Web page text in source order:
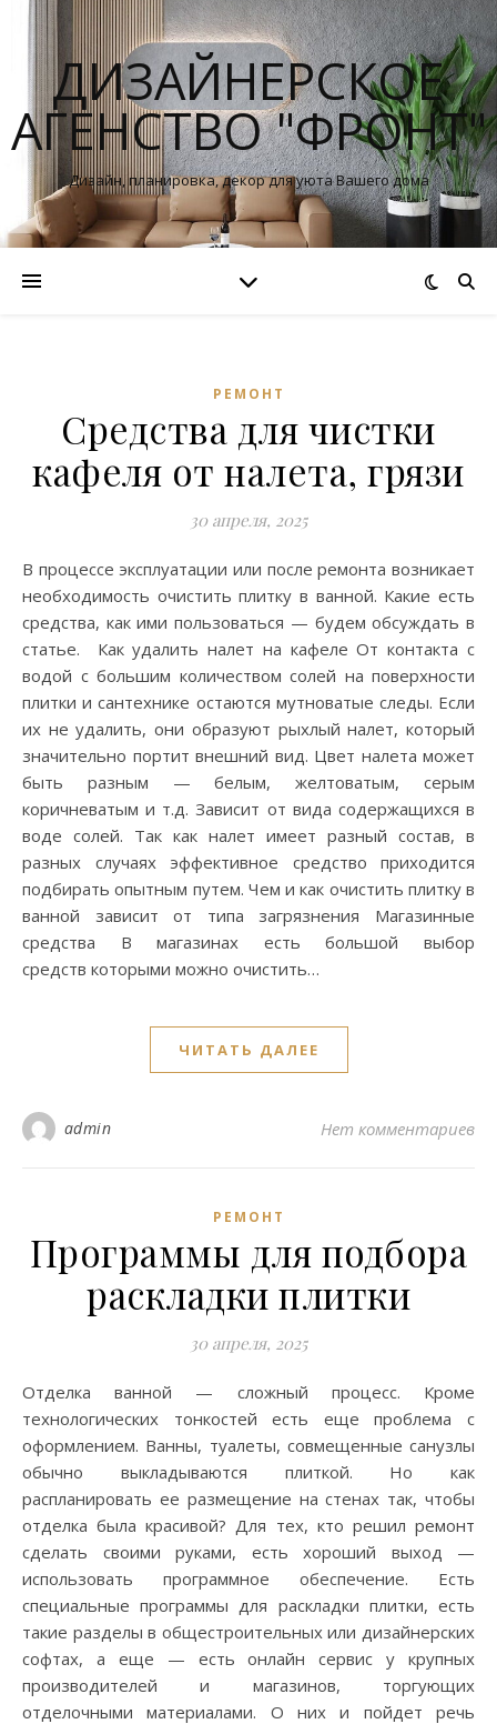
ДИЗАЙНЕРСКОЕ
АГЕНСТВО "ФРОНТ"
Дизайн, планировка, декор для уюта Вашего дома
РЕМОНТ
Средства для чистки
кафеля от налета, грязи
30 апреля, 2025
В процессе эксплуатации или после ремонта возникает
необходимость очистить плитку в ванной. Какие есть
средства, как ими пользоваться — будем обсуждать в
статье. Как удалить налет на кафеле От контакта с
водой с большим количеством солей на поверхности
плитки и сантехнике остаются мутноватые следы. Если
их не удалить, они образуют рыхлый налет, который
значительно портит внешний вид. Цвет налета может
быть разным — белым, желтоватым, серым
коричневатым и т.д. Зависит от вида содержащихся в
воде солей. Так как налет имеет разный состав, в
разных случаях эффективное средство приходится
подбирать опытным путем. Чем и как очистить плитку в
ванной зависит от типа загрязнения Магазинные
средства В магазинах есть большой выбор
средств которыми можно очистить…
ЧИТАТЬ ДАЛЕЕ
admin Нет комментариев
РЕМОНТ
Программы для подбора
раскладки плитки
30 апреля, 2025
Отделка ванной — сложный процесс. Кроме
технологических тонкостей есть еще проблема с
оформлением. Ванны, туалеты, совмещенные санузлы
обычно выкладываются плиткой. Но как
распланировать ее размещение на стенах так, чтобы
отделка была красивой? Для тех, кто решил ремонт
сделать своими руками, есть хороший выход —
использовать программное обеспечение. Есть
специальные программы для раскладки плитки, есть
такие разделы в общестроительных или дизайнерских
софтах, а еще — есть онлайн сервис у крупных
производителей и магазинов, торгующих
отделочными материалами. О них и пойдет речь